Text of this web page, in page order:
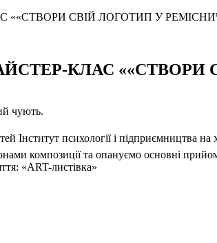
СВІЙ ЛОГОТИП У
КЛАС ««СТВОРИ
чують.
Інститут психології і підприємництва
композиції та опануємо основні
«ART-листівка»